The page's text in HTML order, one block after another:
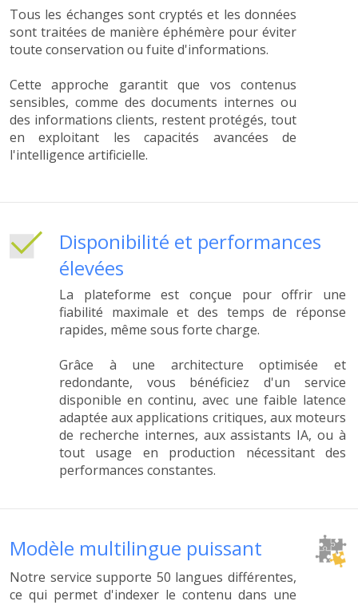
Tous les échanges sont cryptés et les données
sont traitées de manière éphémère pour éviter
toute conservation ou fuite d'informations.
Cette approche garantit que vos contenus
sensibles, comme des documents internes ou
des informations clients, restent protégés, tout
en exploitant les capacités avancées de
l'intelligence artificielle.
Disponibilité et performances
élevées
La plateforme est conçue pour offrir une
fiabilité maximale et des temps de réponse
rapides, même sous forte charge.
Grâce à une architecture optimisée et
redondante, vous bénéficiez d'un service
disponible en continu, avec une faible latence
adaptée aux applications critiques, aux moteurs
de recherche internes, aux assistants IA, ou à
tout usage en production nécessitant des
performances constantes.
Modèle multilingue puissant
Notre service supporte 50 langues différentes,
ce qui permet d'indexer le contenu dans une